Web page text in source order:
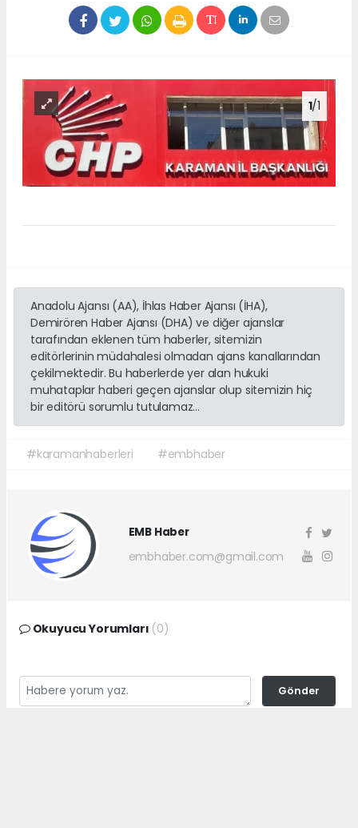
1/1
Anadolu Ajansı (AA), İhlas Haber Ajansı (İHA),
Demirören Haber Ajansı (DHA) ve diğer ajanslar
tarafından eklenen tüm haberler, sitemizin
editörlerinin müdahalesi olmadan ajans kanallarından
çekilmektedir. Bu haberlerde yer alan hukuki
muhataplar haberi geçen ajanslar olup sitemizin hiç
bir editörü sorumlu tutulamaz...
#karamanhaberleri #embhaber
EMB Haber
embhaber.com@gmail.com
Okuyucu Yorumları (0)
Gönder